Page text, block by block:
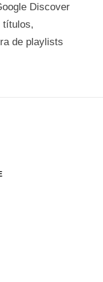
Discover
títulos,
de playlists